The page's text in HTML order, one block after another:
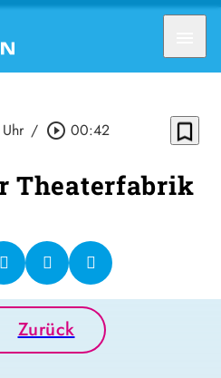
/ play_circle_outline 00:42 bookmark_border
Theaterfabrik
Zurück